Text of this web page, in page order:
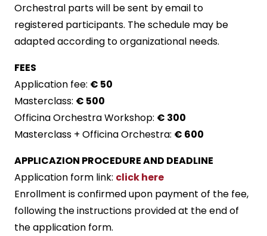
Orchestral parts will be sent by email to
registered participants. The schedule may be
adapted according to organizational needs.
FEES
Application fee: € 50
Masterclass: € 500
Officina Orchestra Workshop: € 300
Masterclass + Officina Orchestra: € 600
APPLICAZION PROCEDURE AND DEADLINE
Application form link: click here
Enrollment is confirmed upon payment of the fee,
following the instructions provided at the end of
the application form.